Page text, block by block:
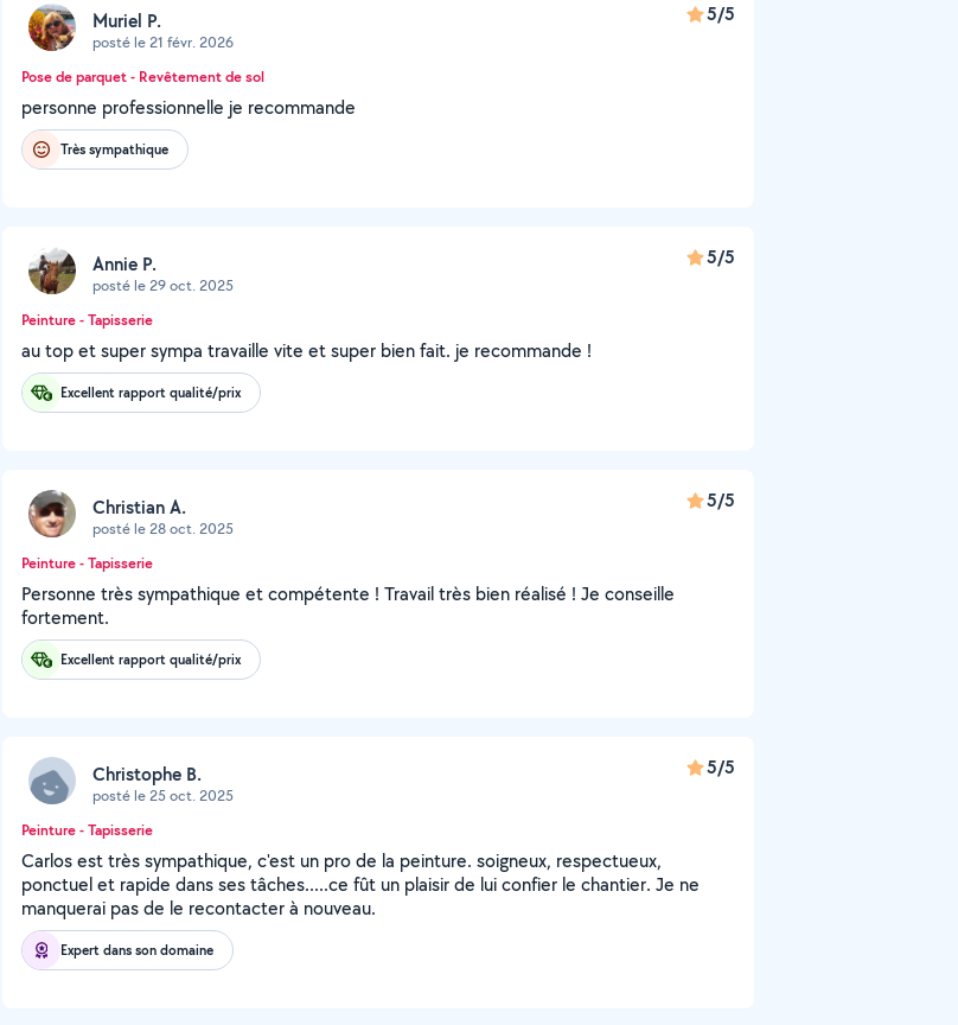
Muriel P.
posté le 21 févr. 2026
5/5
Pose de parquet - Revêtement de sol
personne professionnelle je recommande
Très sympathique
Annie P.
posté le 29 oct. 2025
5/5
Peinture - Tapisserie
au top et super sympa travaille vite et super bien fait. je recommande !
Excellent rapport qualité/prix
Christian A.
posté le 28 oct. 2025
5/5
Peinture - Tapisserie
Personne très sympathique et compétente ! Travail très bien réalisé ! Je conseille
fortement.
Excellent rapport qualité/prix
Christophe B.
posté le 25 oct. 2025
5/5
Peinture - Tapisserie
Carlos est très sympathique, c'est un pro de la peinture. soigneux, respectueux,
ponctuel et rapide dans ses tâches.....ce fût un plaisir de lui confier le chantier. Je ne
manquerai pas de le recontacter à nouveau.
Expert dans son domaine